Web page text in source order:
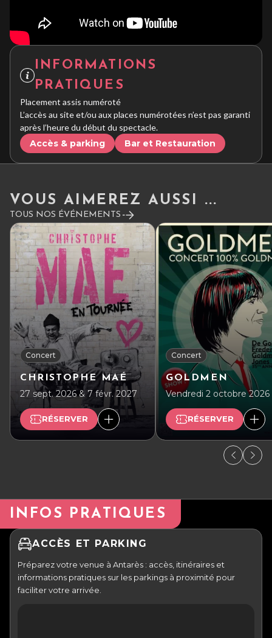
INFORMATIONS
PRATIQUES
Placement assis numéroté
L’accès au site et/ou aux places numérotées n’est pas garanti
après l’heure du début du spectacle.
Accès & parking Bar et Restauration
VOUS AIMEREZ AUSSI ...
TOUS NOS ÉVÉNEMENTS
Concert
CHRISTOPHE MAÉ
27 sept. 2026 & 7 févr. 2027
RÉSERVER
Concert
GOLDMEN
Vendredi 2 octobre 2026
RÉSERVER
INFOS PRATIQUES
ACCÈS ET PARKING
Préparez votre venue à Antarès : accès, itinéraires et
informations pratiques sur les parkings à proximité pour
faciliter votre arrivée.